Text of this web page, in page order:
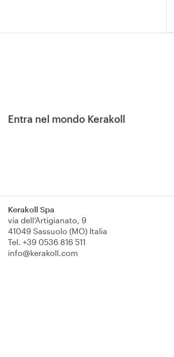
Entra nel mondo Kerakoll
Kerakoll Spa
via dell’Artigianato, 9
41049 Sassuolo (MO) Italia
Tel. +39 0536 816 511
info@kerakoll.com